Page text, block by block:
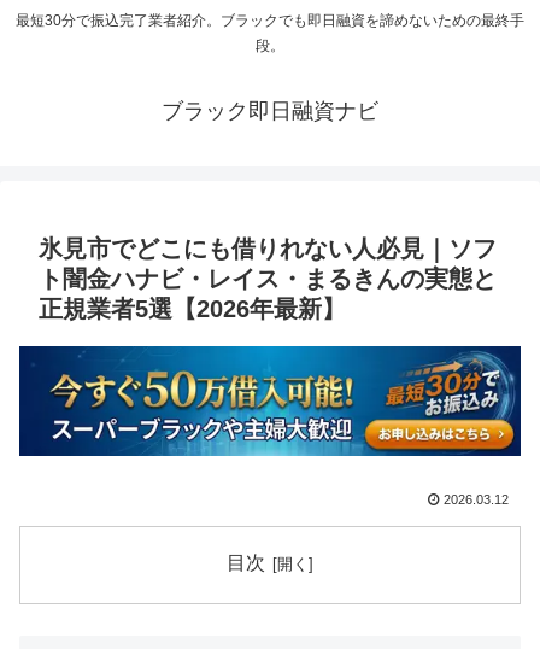
最短30分で振込完了業者紹介。ブラックでも即日融資を諦めないための最終手
段。
ブラック即日融資ナビ
氷見市でどこにも借りれない人必見｜ソフ
ト闇金ハナビ・レイス・まるきんの実態と
正規業者5選【2026年最新】
2026.03.12
目次